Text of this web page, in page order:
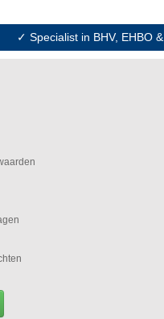
✓ Specialist in BHV, EHBO